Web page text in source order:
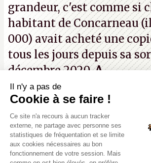
grandeur, c'est comme si
habitant de Concarneau
000) avait acheté une
tous les jours depuis sa
décembre 2020.A.
Il n'y a pas de
Cookie à se faire !
Ce site n'a recours à aucun tracker
externe, ne partage avec personne ses
statistiques de fréquentation et se limite
aux cookies nécessaires au bon
fonctionnement de votre session. Mais